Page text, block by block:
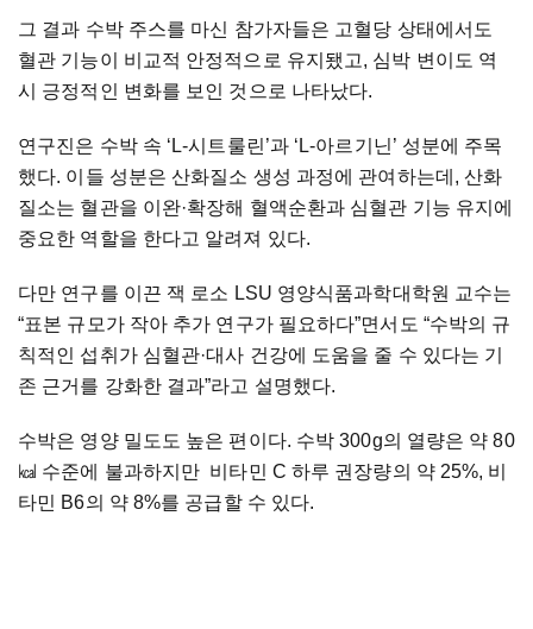
그 결과 수박 주스를 마신 참가자들은 고혈당 상태에서도
혈관 기능이 비교적 안정적으로 유지됐고, 심박 변이도 역
시 긍정적인 변화를 보인 것으로 나타났다.
연구진은 수박 속 ‘L-시트룰린’과 ‘L-아르기닌’ 성분에 주목
했다. 이들 성분은 산화질소 생성 과정에 관여하는데, 산화
질소는 혈관을 이완·확장해 혈액순환과 심혈관 기능 유지에
중요한 역할을 한다고 알려져 있다.
다만 연구를 이끈 잭 로소 LSU 영양식품과학대학원 교수는
“표본 규모가 작아 추가 연구가 필요하다”면서도 “수박의 규
칙적인 섭취가 심혈관·대사 건강에 도움을 줄 수 있다는 기
존 근거를 강화한 결과”라고 설명했다.
수박은 영양 밀도도 높은 편이다. 수박 300g의 열량은 약 80
㎉ 수준에 불과하지만 비타민 C 하루 권장량의 약 25%, 비
타민 B6의 약 8%를 공급할 수 있다.